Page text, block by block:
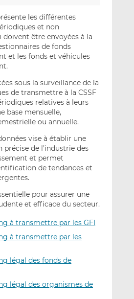
les différentes
et non
doivent être envoyées à la
de fonds
et les fonds et véhicules
sous la surveillance de la
de transmettre à la CSSF
relatives à leurs
base mensuelle,
ou annuelle.
vise à établir une
de l’industrie des
et permet
de tendances et
pour assurer une
et efficace du secteur.
à transmettre par les GFI
à transmettre par les
légal des fonds de
légal des organismes de